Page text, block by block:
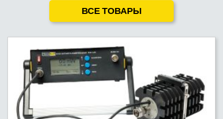
ВСЕ ТОВАРЫ